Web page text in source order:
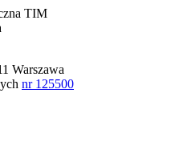
TIM
Warszawa
nr 125500